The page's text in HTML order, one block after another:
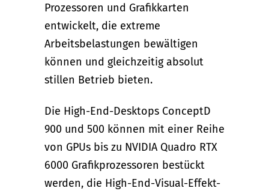
Prozessoren und Grafikkarten
entwickelt, die extreme
Arbeitsbelastungen bewältigen
können und gleichzeitig absolut
stillen Betrieb bieten.
Die High-End-Desktops ConceptD
900 und 500 können mit einer Reihe
von GPUs bis zu NVIDIA Quadro RTX
6000 Grafikprozessoren bestückt
werden, die High-End-Visual-Effekt-